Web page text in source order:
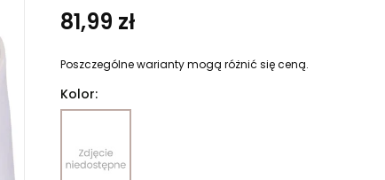
81,99 zł
Poszczególne warianty mogą różnić się ceną.
Kolor: